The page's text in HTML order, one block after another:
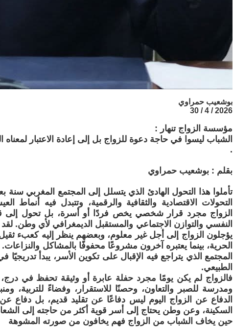
بوشعيب حمراوي
2026 / 4 / 30
مؤسسة الزواج تنهار :
الشباب ليسوا في حاجة دعوة للزواج بل إلى إعادة الاعتبار لمعناه
.
بقلم : بوشعيب حمراوي
تأملوا هذا التحول الهادئ الذي يتسلل إلى المجتمع المغربي
التحولات الاقتصادية والثقافية والرقمية، وتتبدل فيه أنماط
الزواج مجرد قرار شخصي يخص فردًا أو أسرة، بل تحول إلى
النفسي والتوازن الاجتماعي والمستقبل الديمغرافي لأي وطن.
يؤجلون الزواج إلى أجل غير معلوم، وبعضهم ينظر إليه كعبء
الحرية، بينما يعتبره آخرون مشروعًا محفوفًا بالمشاكل
المجتمع الذي يتراجع فيه الإقبال على تكوين الأسر، يبدأ
الطبيعي.
فالزواج لم يكن يومًا مجرد حفلة عابرة أو وثيقة تحفظ في
ومدرسة للصبر والتعاون، وحصنًا للاستقرار، وفضاءً للتربية،
الدفاع عن الزواج اليوم ليس دفاعًا عن تقليد قديم، بل
السكينة، وعن وطن يحتاج إلى أسر قوية أكثر من حاجته إلى
حين يخاف الشباب من الزواج فهم يخافون من صورته المشوهة